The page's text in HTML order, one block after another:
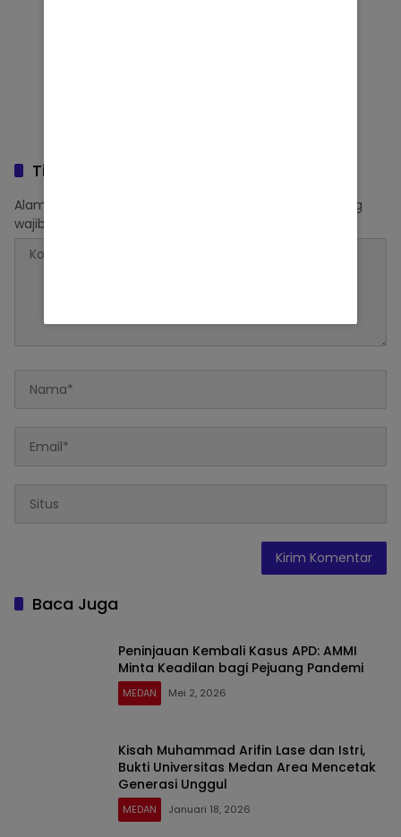
Tinggalkan Balasan
Alamat email Anda tidak akan dipublikasikan.
Ruas yang
wajib ditandai
Baca Juga
Peninjauan Kembali Kasus APD: AMMI
Minta Keadilan bagi Pejuang Pandemi
MEDAN Mei 2, 2026
Kisah Muhammad Arifin Lase dan Istri,
Bukti Universitas Medan Area Mencetak
Generasi Unggul
MEDAN Januari 18, 2026